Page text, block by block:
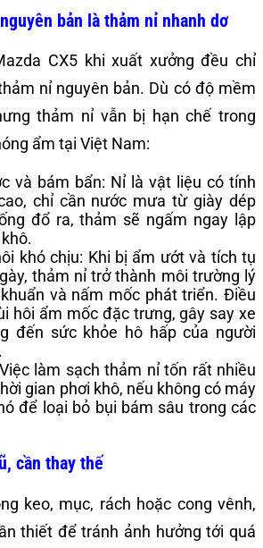
bản là thảm nỉ nhanh dơ
CX5 khi xuất xưởng đều chỉ
nỉ nguyên bản. Dù có độ mềm
thảm nỉ vẫn bị hạn chế trong
ẩm tại Việt Nam:
và bám bẩn: Nỉ là vật liệu có tính
chỉ cần nước mưa từ giày dép
đổ ra, thảm sẽ ngấm ngay lập
khó chịu: Khi bị ẩm ướt và tích tụ
thảm nỉ trở thành môi trường lý
và nấm mốc phát triển. Điều
hôi ẩm mốc đặc trưng, gây say xe
đến sức khỏe hô hấp của người
làm sạch thảm nỉ tốn rất nhiều
gian phơi khô, nếu không có máy
để loại bỏ bụi bám sâu trong các
cần thay thế
keo, mục, rách hoặc cong vênh,
thiết để tránh ảnh hưởng tới quá